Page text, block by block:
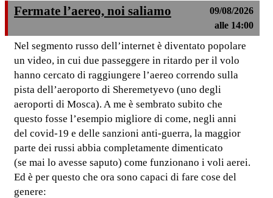
Fermate l’aereo, noi saliamo
09/08/2026
alle 14:00
Nel segmento russo dell’internet è diventato popolare
un video, in cui due passeggere in ritardo per il volo
hanno cercato di raggiungere l’aereo correndo sulla
pista dell’aeroporto di Sheremetyevo (uno degli
aeroporti di Mosca). A me è sembrato subito che
questo fosse l’esempio migliore di come, negli anni
del covid-19 e delle sanzioni anti-guerra, la maggior
parte dei russi abbia completamente dimenticato
(se mai lo avesse saputo) come funzionano i voli aerei.
Ed è per questo che ora sono capaci di fare cose del
genere: